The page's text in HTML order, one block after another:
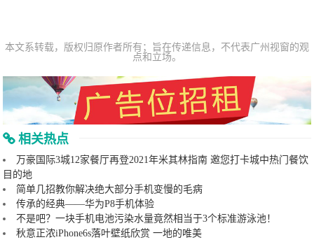
本文系转载，版权归原作者所有；旨在传递信息，不代表广州视窗的观
点和立场。
相关热点
万豪国际3城12家餐厅再登2021年米其林指南 邀您打卡城中热门餐饮
目的地
简单几招教你解决绝大部分手机变慢的毛病
传承的经典——华为P8手机体验
不是吧？一块手机电池污染水量竟然相当于3个标准游泳池！
秋意正浓iPhone6s落叶壁纸欣赏 一地的唯美